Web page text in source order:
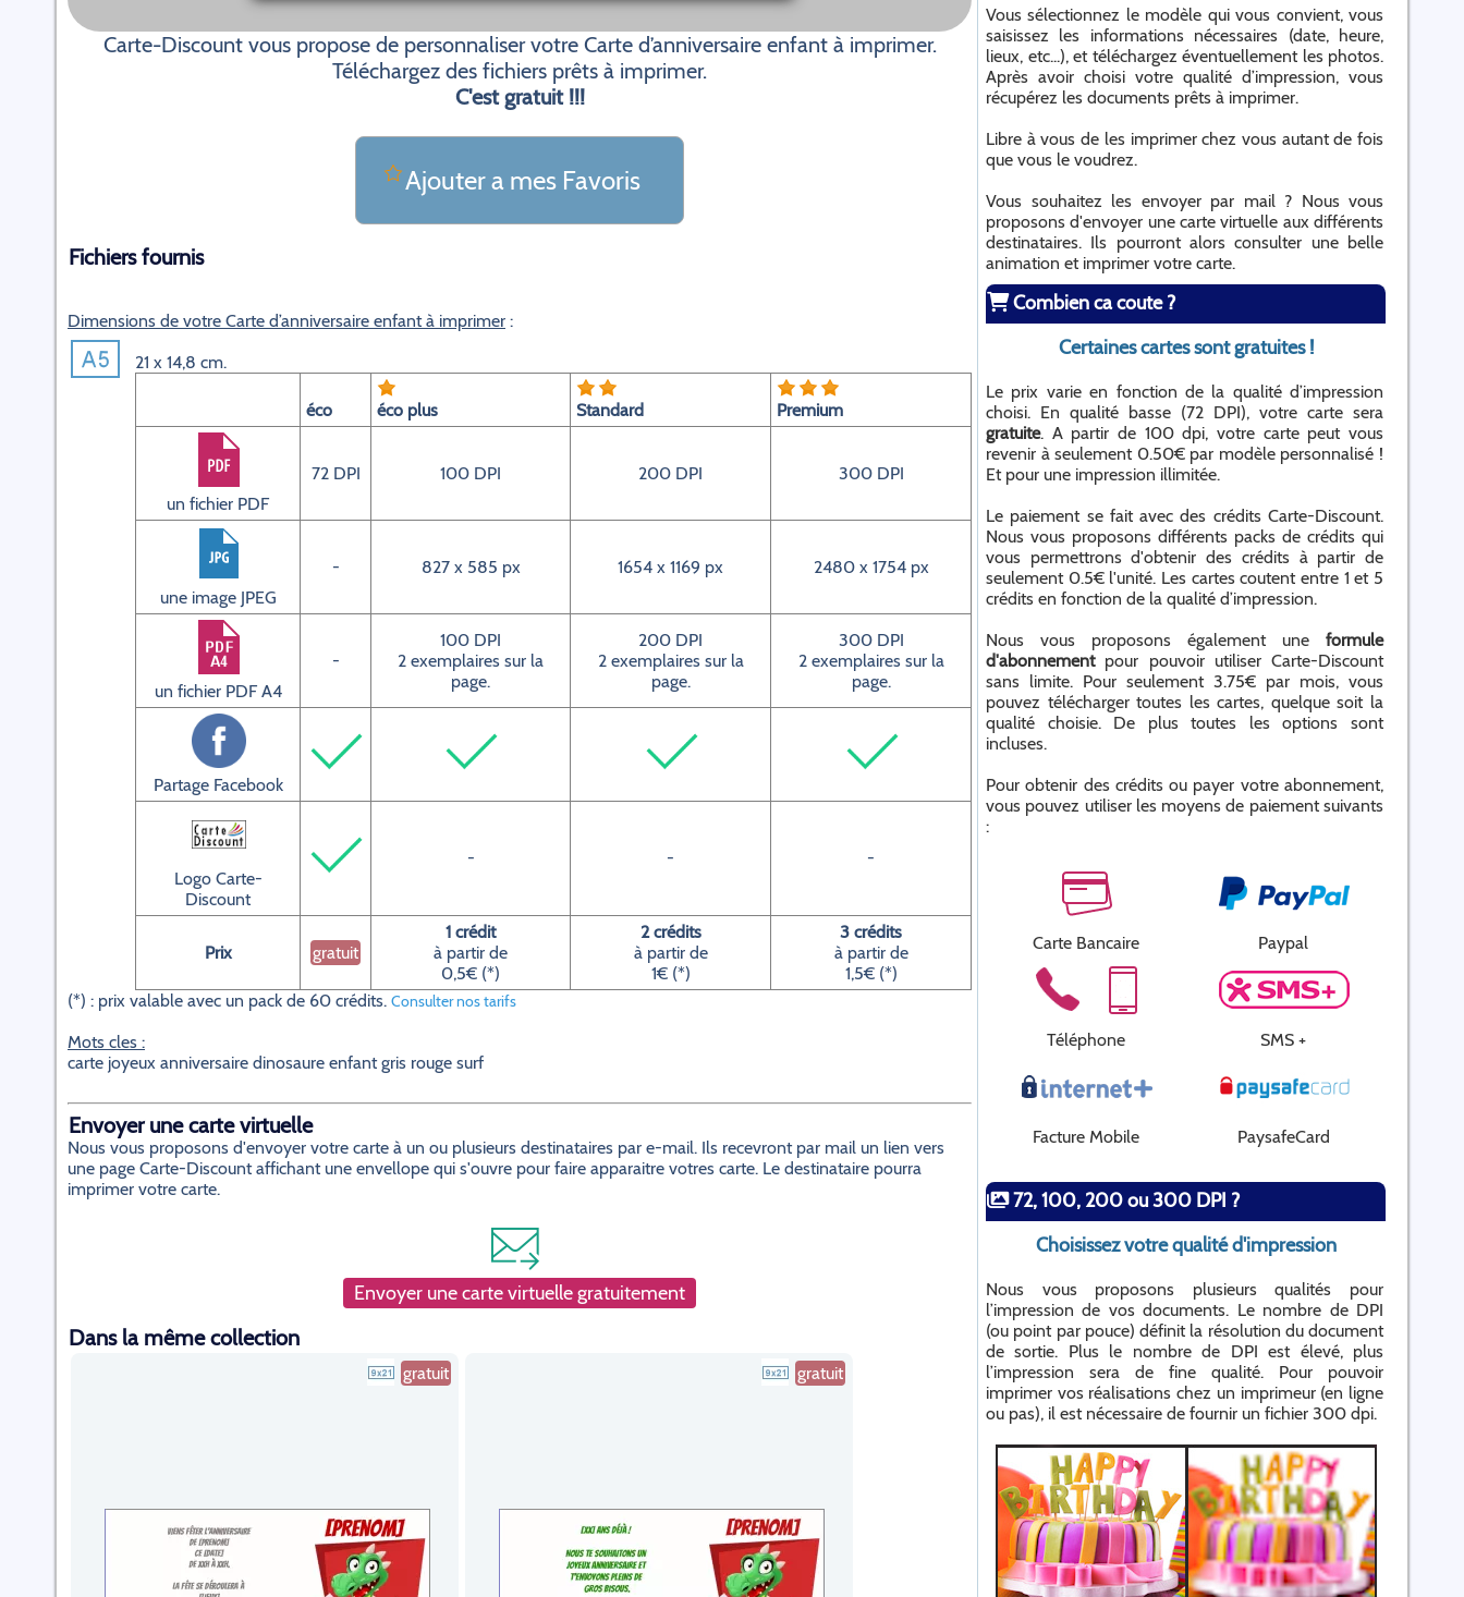
Carte-Discount vous propose de personnaliser votre Carte d’anniversaire enfant à imprimer.
Téléchargez des fichiers prêts à imprimer.
C'est gratuit !!!
Ajouter a mes Favoris
Fichiers fournis
Dimensions de votre Carte d’anniversaire enfant à imprimer :
21 x 14,8 cm.
éco éco plus Standard Premium
un fichier PDF
72 DPI 100 DPI 200 DPI 300 DPI
une image JPEG
- 827 x 585 px 1654 x 1169 px 2480 x 1754 px
un fichier PDF A4
-
100 DPI
2 exemplaires sur la
page.
200 DPI
2 exemplaires sur la
page.
300 DPI
2 exemplaires sur la
page.
Partage Facebook
Logo Carte-
Discount
- - -
Prix gratuit
1 crédit
à partir de
0,5€ (*)
2 crédits
à partir de
1€ (*)
3 crédits
à partir de
1,5€ (*)
(*) : prix valable avec un pack de 60 crédits. Consulter nos tarifs
Mots cles :
carte joyeux anniversaire dinosaure enfant gris rouge surf
Envoyer une carte virtuelle
Nous vous proposons d'envoyer votre carte à un ou plusieurs destinataires par e-mail. Ils recevront par mail un lien vers
une page Carte-Discount affichant une envellope qui s'ouvre pour faire apparaitre votres carte. Le destinataire pourra
imprimer votre carte.
Envoyer une carte virtuelle gratuitement
Dans la même collection
gratuit gratuit
Vous sélectionnez le modèle qui vous convient, vous
saisissez les informations nécessaires (date, heure,
lieux, etc...), et téléchargez éventuellement les photos.
Après avoir choisi votre qualité d’impression, vous
récupérez les documents prêts à imprimer.
Libre à vous de les imprimer chez vous autant de fois
que vous le voudrez.
Vous souhaitez les envoyer par mail ? Nous vous
proposons d'envoyer une carte virtuelle aux différents
destinataires. Ils pourront alors consulter une belle
animation et imprimer votre carte.
Combien ca coute ?
Certaines cartes sont gratuites !
Le prix varie en fonction de la qualité d’impression
choisi. En qualité basse (72 DPI), votre carte sera
gratuite. A partir de 100 dpi, votre carte peut vous
revenir à seulement 0.50€ par modèle personnalisé !
Et pour une impression illimitée.
Le paiement se fait avec des crédits Carte-Discount.
Nous vous proposons différents packs de crédits qui
vous permettrons d'obtenir des crédits à partir de
seulement 0.5€ l'unité. Les cartes coutent entre 1 et 5
crédits en fonction de la qualité d’impression.
Nous vous proposons également une formule
d'abonnementpour pouvoir utiliser Carte-Discount
sans limite. Pour seulement 3.75€ par mois, vous
pouvez télécharger toutes les cartes, quelque soit la
qualité choisie. De plus toutes les options sont
incluses.
Pour obtenir des crédits ou payer votre abonnement,
vous pouvez utiliser les moyens de paiement suivants
:
Carte Bancaire Paypal
Téléphone SMS +
Facture Mobile PaysafeCard
72, 100, 200 ou 300 DPI ?
Choisissez votre qualité d'impression
Nous vous proposons plusieurs qualités pour
l’impression de vos documents. Le nombre de DPI
(ou point par pouce) définit la résolution du document
de sortie. Plus le nombre de DPI est élevé, plus
l’impression sera de fine qualité. Pour pouvoir
imprimer vos réalisations chez un imprimeur (en ligne
ou pas), il est nécessaire de fournir un fichier 300 dpi.